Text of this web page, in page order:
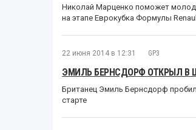
Николай Марценко поможет
на этапе Еврокубка Формулы
22 июня 2014 в 12:31 GP3
ЭМИЛЬ БЕРНСДОРФ ОТКРЫЛ В
Британец Эмиль Бернсдорф
старте